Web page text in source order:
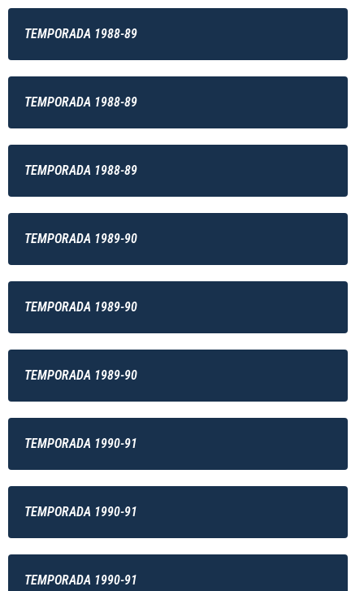
TEMPORADA 1988-89
TEMPORADA 1988-89
TEMPORADA 1988-89
TEMPORADA 1989-90
TEMPORADA 1989-90
TEMPORADA 1989-90
TEMPORADA 1990-91
TEMPORADA 1990-91
TEMPORADA 1990-91